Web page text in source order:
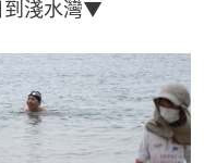
到淺水灣▼